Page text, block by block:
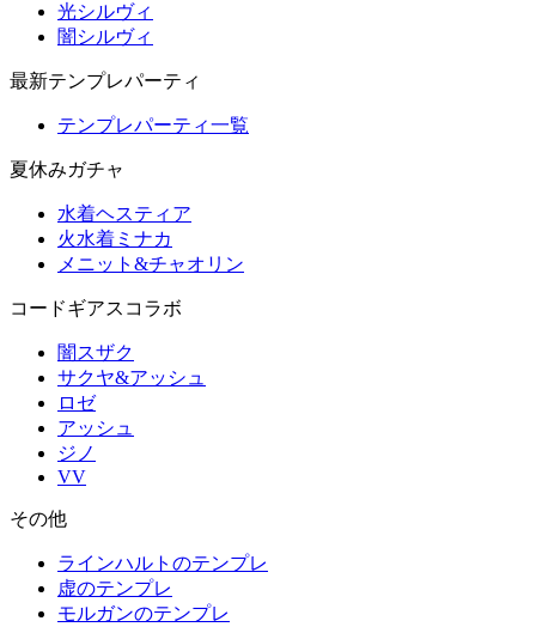
光シルヴィ
闇シルヴィ
最新テンプレパーティ
テンプレパーティ一覧
夏休みガチャ
水着ヘスティア
火水着ミナカ
メニット&チャオリン
コードギアスコラボ
闇スザク
サクヤ&アッシュ
ロゼ
アッシュ
ジノ
VV
その他
ラインハルトのテンプレ
虚のテンプレ
モルガンのテンプレ